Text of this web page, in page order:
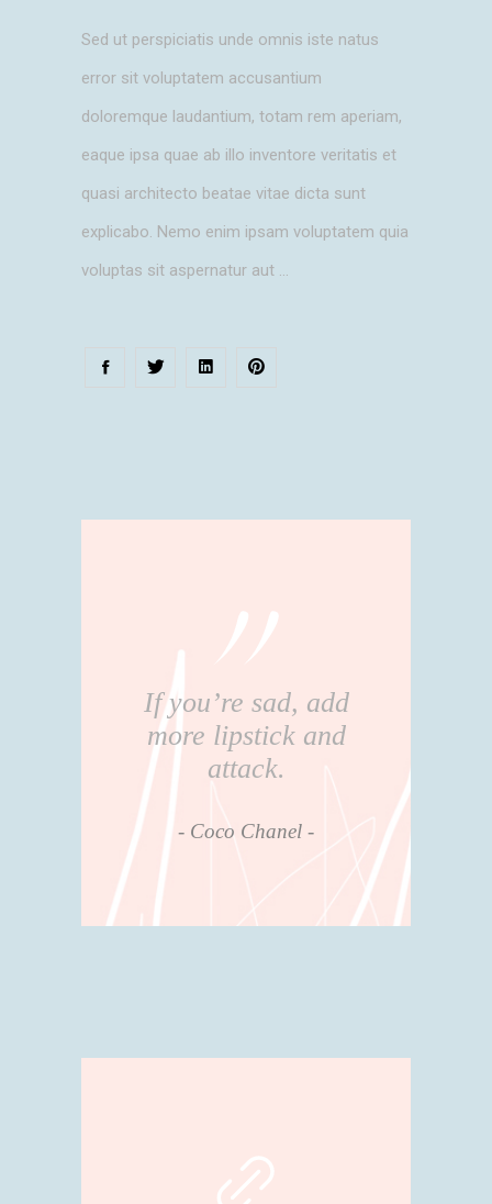
Sed ut perspiciatis unde omnis iste natus
error sit voluptatem accusantium
doloremque laudantium, totam rem aperiam,
eaque ipsa quae ab illo inventore veritatis et
quasi architecto beatae vitae dicta sunt
explicabo. Nemo enim ipsam voluptatem quia
voluptas sit aspernatur aut
If you’re sad, add
more lipstick and
attack.
Coco Chanel